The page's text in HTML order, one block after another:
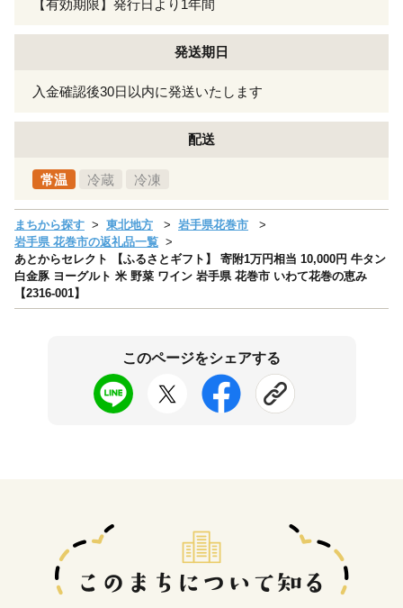
【有効期限】発行日より1年間
発送期日
入金確認後30日以内に発送いたします
配送
常温 冷蔵 冷凍
まちから探す 東北地方
岩手県花巻市
岩手県 花巻市の返礼品一覧
あとからセレクト 【ふるさとギフト】 寄附1万円相当 10,000円 牛タン
白金豚 ヨーグルト 米 野菜 ワイン 岩手県 花巻市 いわて花巻の恵み
【2316-001】
このページをシェアする